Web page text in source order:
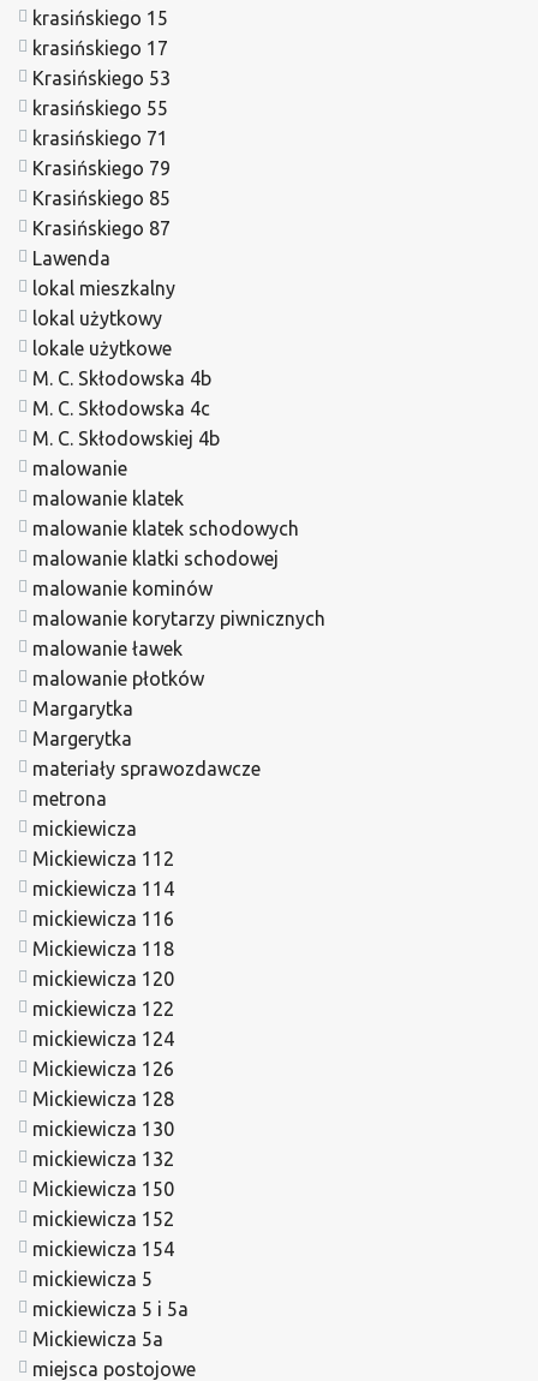
krasińskiego 15
krasińskiego 17
Krasińskiego 53
krasińskiego 55
krasińskiego 71
Krasińskiego 79
Krasińskiego 85
Krasińskiego 87
Lawenda
lokal mieszkalny
lokal użytkowy
lokale użytkowe
M. C. Skłodowska 4b
M. C. Skłodowska 4c
M. C. Skłodowskiej 4b
malowanie
malowanie klatek
malowanie klatek schodowych
malowanie klatki schodowej
malowanie kominów
malowanie korytarzy piwnicznych
malowanie ławek
malowanie płotków
Margarytka
Margerytka
materiały sprawozdawcze
metrona
mickiewicza
Mickiewicza 112
mickiewicza 114
mickiewicza 116
Mickiewicza 118
mickiewicza 120
mickiewicza 122
mickiewicza 124
Mickiewicza 126
Mickiewicza 128
mickiewicza 130
mickiewicza 132
Mickiewicza 150
mickiewicza 152
mickiewicza 154
mickiewicza 5
mickiewicza 5 i 5a
Mickiewicza 5a
miejsca postojowe